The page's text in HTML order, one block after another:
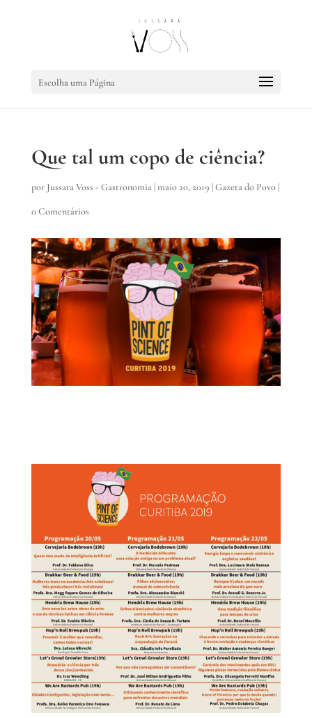
Escolha uma Página
Que tal um copo de ciência?
por Jussara Voss - Gastronomia|maio 20, 2019 |Gazeta do Povo|
0 Comentários